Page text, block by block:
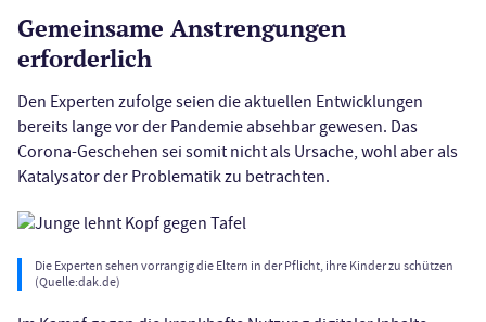
Gemeinsame Anstrengungen
erforderlich
Den Experten zufolge seien die aktuellen Entwicklungen
bereits lange vor der Pandemie absehbar gewesen. Das
Corona-Geschehen sei somit nicht als Ursache, wohl aber als
Katalysator der Problematik zu betrachten.
Die Experten sehen vorrangig die Eltern in der Pflicht, ihre Kinder zu schützen
(Quelle:dak.de)